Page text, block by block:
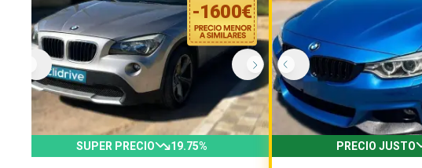
-1600€
SUPER PRECIO 19.75% PRECIO JUSTO